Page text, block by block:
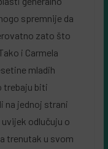
spremnije da
zato što
i Carmela
mladih
trebaju biti
na jednoj strani
odlučuju o
trenutak u svom